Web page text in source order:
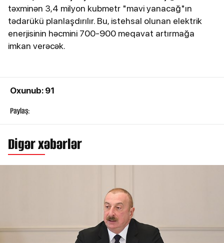
təxminən 3,4 milyon kubmetr "mavi yanacağ"ın
tədarükü planlaşdırılır. Bu, istehsal olunan elektrik
enerjisinin həcmini 700-900 meqavat artırmağa
imkan verəcək.
Oxunub: 91
Paylaş:
Digər xəbərlər